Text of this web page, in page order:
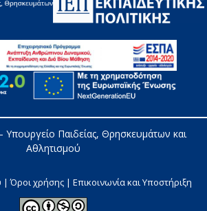
Υπουργείο Παιδείας, Θρησκευμάτων και
Αθλητισμού
| Όροι χρήσης | Επικοινωνία και Υποστήριξη